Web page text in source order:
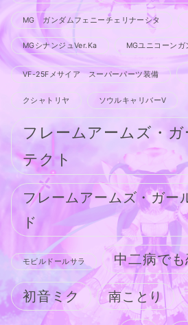
MG ガンダムフェニーチェリナーシタ
MGシナンジュVer.Ka MGユニコーンガ
VF-25Fメサイア スーパーパーツ装備
クシャトリヤ ソウルキャリバーV
フレームアームズ・
テクト
フレームアームズ・ガ
ド
モビルドールサラ 中二病で
初音ミク 南ことり